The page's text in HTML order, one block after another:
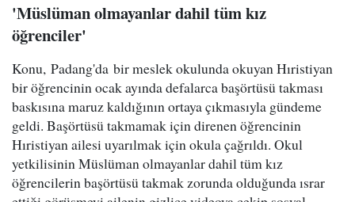
'Müslüman olmayanlar dahil tüm kız
öğrenciler'
Konu, Padang'da bir meslek okulunda okuyan Hıristiyan
bir öğrencinin ocak ayında defalarca başörtüsü takması
baskısına maruz kaldığının ortaya çıkmasıyla gündeme
geldi. Başörtüsü takmamak için direnen öğrencinin
Hıristiyan ailesi uyarılmak için okula çağrıldı. Okul
yetkilisinin Müslüman olmayanlar dahil tüm kız
öğrencilerin başörtüsü takmak zorunda olduğunda ısrar